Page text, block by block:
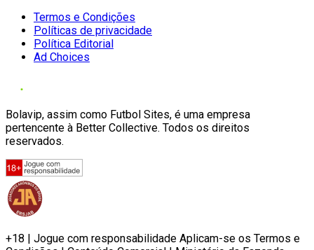
Termos e Condições
Políticas de privacidade
Política Editorial
Ad Choices
Bolavip, assim como Futbol Sites, é uma empresa
pertencente à Better Collective. Todos os direitos
reservados.
+18 | Jogue com responsabilidade Aplicam-se os Termos e